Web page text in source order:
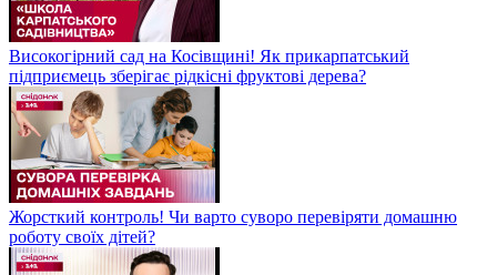
Високогірний сад на Косівщині! Як прикарпатський
підприємець зберігає рідкісні фруктові дерева?
Жорсткий контроль! Чи варто суворо перевіряти домашню
роботу своїх дітей?